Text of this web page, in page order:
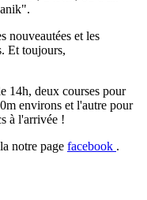
nouveautées et les
Et toujours,
14h, deux courses pour
environs et l'autre pour
à l'arrivée !
notre page facebook .